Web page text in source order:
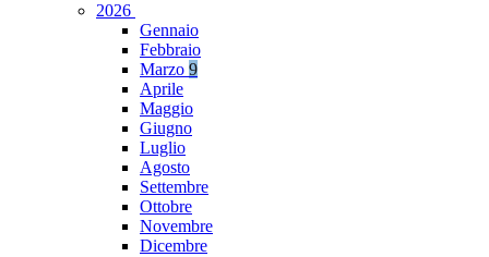
2026
Gennaio
Febbraio
Marzo 9
Aprile
Maggio
Giugno
Luglio
Agosto
Settembre
Ottobre
Novembre
Dicembre